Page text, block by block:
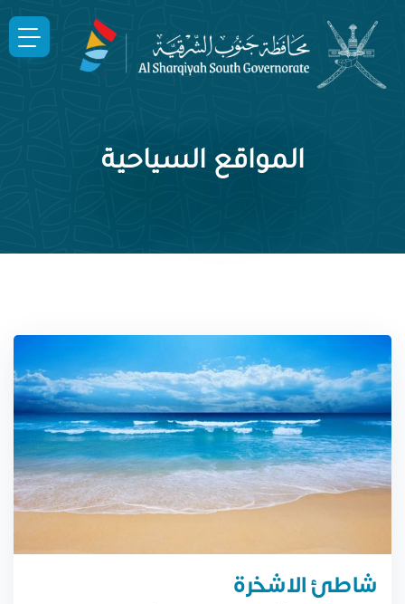
المواقع السياحية
شاطئ الاشخرة